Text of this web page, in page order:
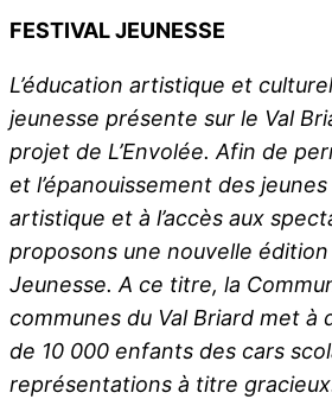
FESTIVAL JEUNESSE
L’éducation artistique et
jeunesse présente sur le Val
projet de L’Envolée. Afin de
et l’épanouissement des
artistique et à l’accès aux
proposons une nouvelle
Jeunesse. A ce titre, la
communes du Val Briard met à
de 10 000 enfants des cars
représentations à titre